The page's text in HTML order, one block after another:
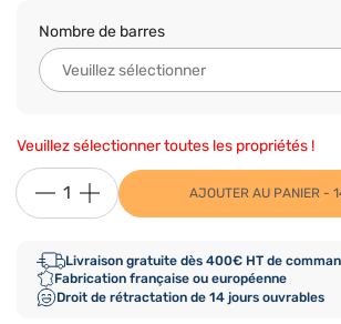
Nombre de barres
Veuillez sélectionner toutes les propriétés !
AJOUTER AU PANIER -
Livraison gratuite dès 400€ HT de
Fabrication française ou européenne
Droit de rétractation de 14 jours ouvrables